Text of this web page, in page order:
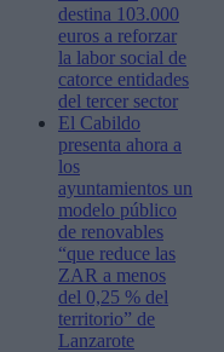
destina 103.000
euros a reforzar
la labor social de
catorce entidades
del tercer sector
El Cabildo
presenta ahora a
los
ayuntamientos un
modelo público
de renovables
“que reduce las
ZAR a menos
del 0,25 % del
territorio” de
Lanzarote